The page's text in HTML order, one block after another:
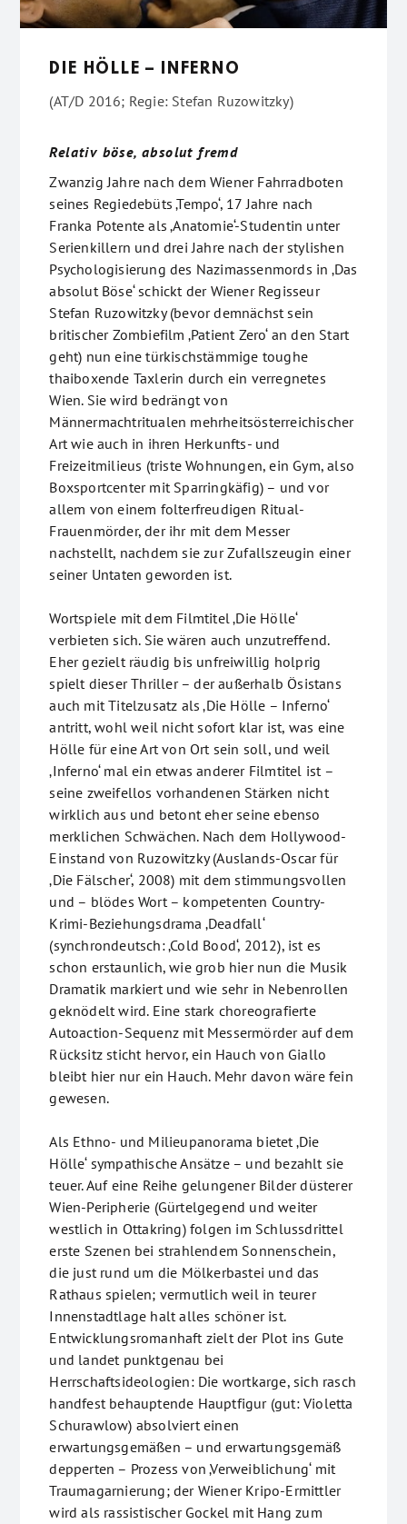
DIE HÖLLE – INFERNO
(AT/D 2016; Regie: Stefan Ruzowitzky)
Relativ böse, absolut fremd
Zwanzig Jahre nach dem Wiener Fahrradboten
seines Regiedebüts ‚Tempo‘, 17 Jahre nach
Franka Potente als ‚Anatomie‘-Studentin unter
Serienkillern und drei Jahre nach der stylishen
Psychologisierung des Nazimassenmords in ‚Das
absolut Böse‘ schickt der Wiener Regisseur
Stefan Ruzowitzky (bevor demnächst sein
britischer Zombiefilm ‚Patient Zero‘ an den Start
geht) nun eine türkischstämmige toughe
thaiboxende Taxlerin durch ein verregnetes
Wien. Sie wird bedrängt von
Männermachtritualen mehrheitsösterreichischer
Art wie auch in ihren Herkunfts- und
Freizeitmilieus (triste Wohnungen, ein Gym, also
Boxsportcenter mit Sparringkäfig) – und vor
allem von einem folterfreudigen Ritual-
Frauenmörder, der ihr mit dem Messer
nachstellt, nachdem sie zur Zufallszeugin einer
seiner Untaten geworden ist.
Wortspiele mit dem Filmtitel ‚Die Hölle‘
verbieten sich. Sie wären auch unzutreffend.
Eher gezielt räudig bis unfreiwillig holprig
spielt dieser Thriller – der außerhalb Ösistans
auch mit Titelzusatz als ‚Die Hölle – Inferno‘
antritt, wohl weil nicht sofort klar ist, was eine
Hölle für eine Art von Ort sein soll, und weil
‚Inferno‘ mal ein etwas anderer Filmtitel ist –
seine zweifellos vorhandenen Stärken nicht
wirklich aus und betont eher seine ebenso
merklichen Schwächen. Nach dem Hollywood-
Einstand von Ruzowitzky (Auslands-Oscar für
‚Die Fälscher‘, 2008) mit dem stimmungsvollen
und – blödes Wort – kompetenten Country-
Krimi-Beziehungsdrama ‚Deadfall‘
(synchrondeutsch: ‚Cold Bood‘, 2012), ist es
schon erstaunlich, wie grob hier nun die Musik
Dramatik markiert und wie sehr in Nebenrollen
geknödelt wird. Eine stark choreografierte
Autoaction-Sequenz mit Messermörder auf dem
Rücksitz sticht hervor, ein Hauch von Giallo
bleibt hier nur ein Hauch. Mehr davon wäre fein
gewesen.
Als Ethno- und Milieupanorama bietet ‚Die
Hölle‘ sympathische Ansätze – und bezahlt sie
teuer. Auf eine Reihe gelungener Bilder düsterer
Wien-Peripherie (Gürtelgegend und weiter
westlich in Ottakring) folgen im Schlussdrittel
erste Szenen bei strahlendem Sonnenschein,
die just rund um die Mölkerbastei und das
Rathaus spielen; vermutlich weil in teurer
Innenstadtlage halt alles schöner ist.
Entwicklungsromanhaft zielt der Plot ins Gute
und landet punktgenau bei
Herrschaftsideologien: Die wortkarge, sich rasch
handfest behauptende Hauptfigur (gut: Violetta
Schurawlow) absolviert einen
erwartungsgemäßen – und erwartungsgemäß
depperten – Prozess von ‚Verweiblichung‘ mit
Traumagarnierung; der Wiener Kripo-Ermittler
wird als rassistischer Gockel mit Hang zum